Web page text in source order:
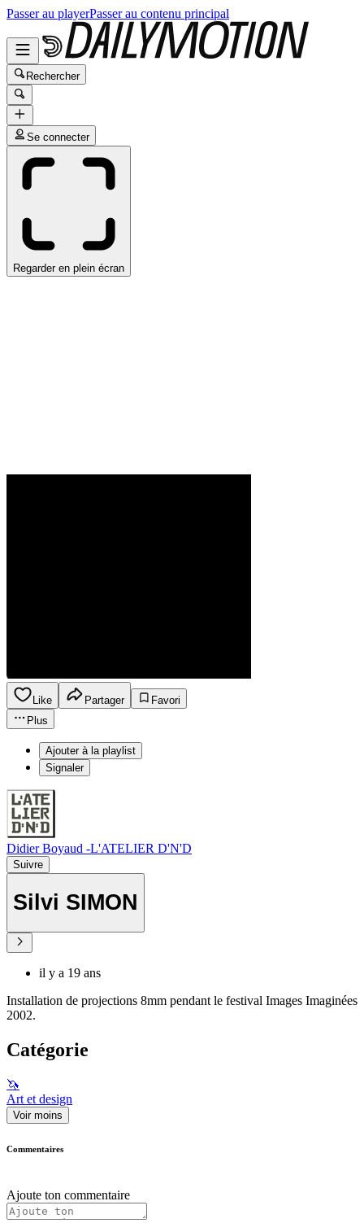
Passer au playerPasser au contenu principal
Rechercher
Se connecter
Regarder en plein écran
Like Partager
Favori
Plus
Ajouter à la playlist
Signaler
Didier Boyaud -L'ATELIER D'N'D
Suivre
Silvi SIMON
il y a 19 ans
Installation de projections 8mm pendant le festival Images Imaginées
2002.
Catégorie
🦄
Art et design
Voir moins
Commentaires
Ajoute ton commentaire